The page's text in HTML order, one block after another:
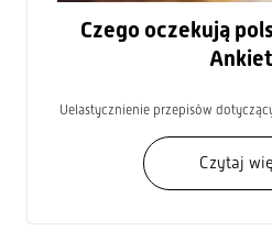
Czego oczekują
Uelastycznienie przepisów
Czytaj